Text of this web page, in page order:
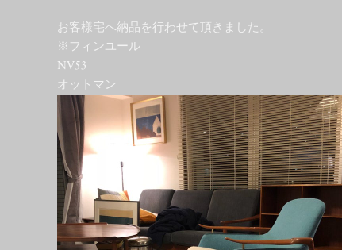
お客様宅へ納品を行わせて頂きました。
※フィンユール
NV53
オットマン